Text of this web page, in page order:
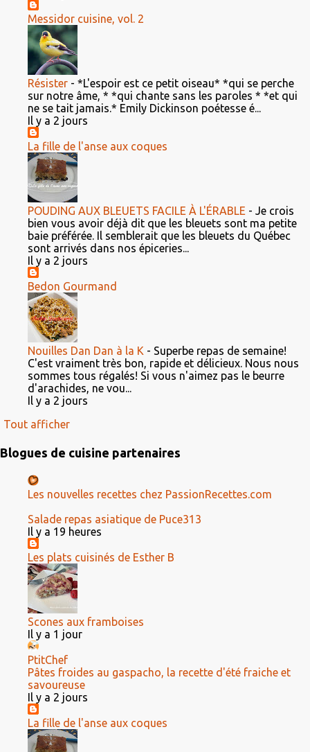
Messidor cuisine, vol. 2
Résister - *L'espoir est ce petit oiseau* *qui se perche
sur notre âme, * *qui chante sans les paroles * *et qui
ne se tait jamais.* Emily Dickinson poétesse é...
Il y a 2 jours
La fille de l'anse aux coques
POUDING AUX BLEUETS FACILE À L'ÉRABLE - Je crois
bien vous avoir déjà dit que les bleuets sont ma petite
baie préférée. Il semblerait que les bleuets du Québec
sont arrivés dans nos épiceries...
Il y a 2 jours
Bedon Gourmand
Nouilles Dan Dan à la K - Superbe repas de semaine!
C'est vraiment très bon, rapide et délicieux. Nous nous
sommes tous régalés! Si vous n'aimez pas le beurre
d'arachides, ne vou...
Il y a 2 jours
Tout afficher
Blogues de cuisine partenaires
Les nouvelles recettes chez PassionRecettes.com
Salade repas asiatique de Puce313
Il y a 19 heures
Les plats cuisinés de Esther B
Scones aux framboises
Il y a 1 jour
PtitChef
Pâtes froides au gaspacho, la recette d'été fraiche et
savoureuse
Il y a 2 jours
La fille de l'anse aux coques